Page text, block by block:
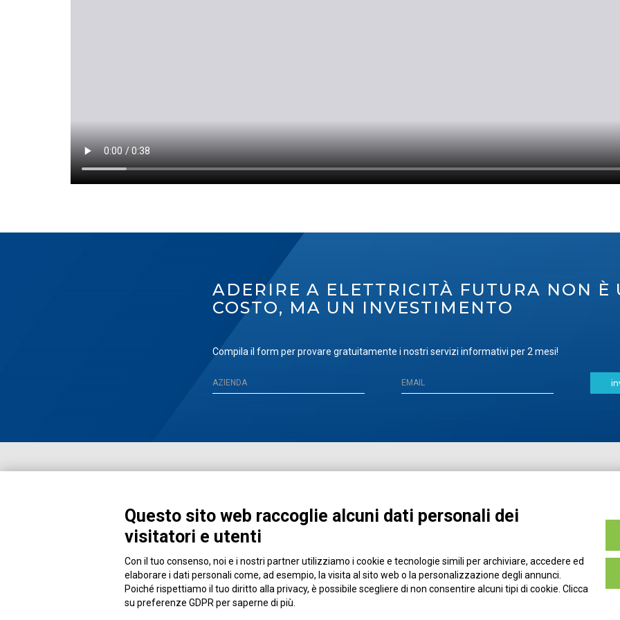
ADERIRE A ELETTRICITÀ FUTURA NON È
COSTO, MA UN INVESTIMENTO
Compila il form per provare gratuitamente i nostri servizi informativi per 2 mesi!
Piazza Alessandria, 24 - 00198 Roma
Registrati
MyPage
Filo diretto
Policy
Media
Eventi e Formazione
Credits
Questo sito web raccoglie alcuni dati personali dei
visitatori e utenti
Con il tuo consenso, noi e i nostri partner utilizziamo i cookie e tecnologie simili per archiviare, accedere ed
elaborare i dati personali come, ad esempio, la visita al sito web o la personalizzazione degli annunci.
Poiché rispettiamo il tuo diritto alla privacy, è possibile scegliere di non consentire alcuni tipi di cookie. Clicca
su preferenze GDPR per saperne di più.